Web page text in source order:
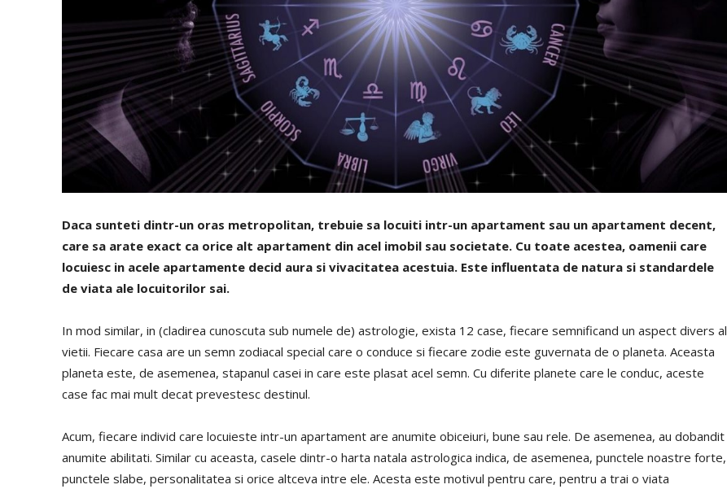
Daca sunteti dintr-un oras metropolitan, trebuie sa locuiti intr-un apartament sau un apartament decent,
care sa arate exact ca orice alt apartament din acel imobil sau societate. Cu toate acestea, oamenii care
locuiesc in acele apartamente decid aura si vivacitatea acestuia. Este influentata de natura si standardele
de viata ale locuitorilor sai.
In mod similar, in (cladirea cunoscuta sub numele de) astrologie, exista 12 case, fiecare semnificand un aspect divers al
vietii. Fiecare casa are un semn zodiacal special care o conduce si fiecare zodie este guvernata de o planeta. Aceasta
planeta este, de asemenea, stapanul casei in care este plasat acel semn. Cu diferite planete care le conduc, aceste
case fac mai mult decat prevestesc destinul.
Acum, fiecare individ care locuieste intr-un apartament are anumite obiceiuri, bune sau rele. De asemenea, au dobandit
anumite abilitati. Similar cu aceasta, casele dintr-o harta natala astrologica indica, de asemenea, punctele noastre forte,
punctele slabe, personalitatea si orice altceva intre ele. Acesta este motivul pentru care, pentru a trai o viata